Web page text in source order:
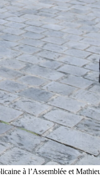
à l’Assemblée et